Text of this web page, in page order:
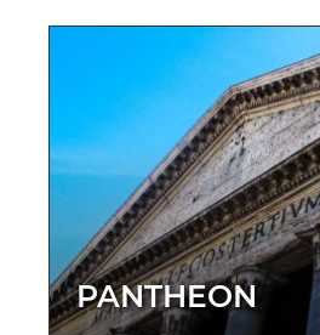
PANTHEON